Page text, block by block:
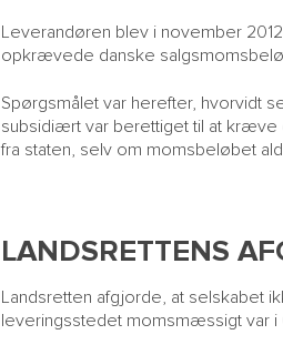
Leverandøren blev i november
opkrævede danske
Spørgsmålet var herefter, hvorvidt
subsidiært var berettiget til at
fra staten, selv om momsbeløbet
LANDSRETTENS
Landsretten afgjorde, at selskabet
leveringsstedet momsmæssigt var i